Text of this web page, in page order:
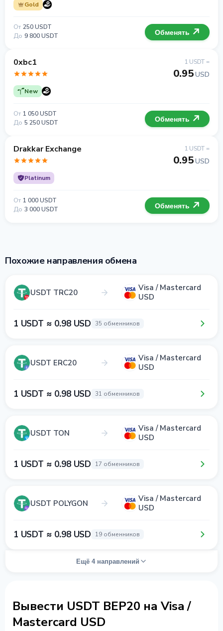
Gold
От 250 USDT
До 9 800 USDT Обменять
0xbc1
New
1 USDT =
0.95USD
От 1 050 USDT
До 5 250 USDT Обменять
Drakkar Exchange
Platinum
1 USDT =
0.95USD
От 1 000 USDT
До 3 000 USDT Обменять
Похожие направления обмена
USDT TRC20
Visa / Mastercard
USD
1 USDT ≈ 0.98 USD 35 обменников
USDT ERC20
Visa / Mastercard
USD
1 USDT ≈ 0.98 USD 31 обменников
USDT TON
Visa / Mastercard
USD
1 USDT ≈ 0.98 USD 17 обменников
USDT POLYGON
Visa / Mastercard
USD
1 USDT ≈ 0.98 USD 19 обменников
Ещё 4 направлений
Вывести USDT BEP20 на Visa /
Mastercard USD